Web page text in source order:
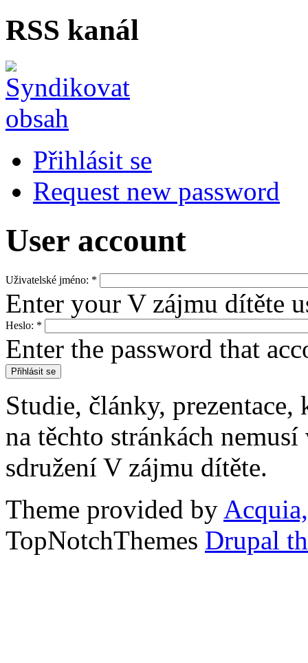
RSS kanál
Přihlásit se
Request new password
User account
Uživatelské jméno: *
Enter your V zájmu dítěte
Heslo: *
Enter the password that
Studie, články,
na těchto stránkách
sdružení V zájmu dítěte.
Theme provided by
TopNotchThemes Drupal